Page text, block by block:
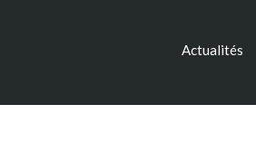
Actualités